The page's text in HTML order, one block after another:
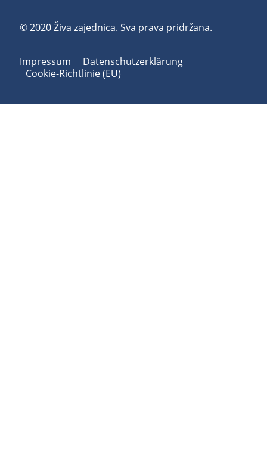
© 2020 Živa zajednica. Sva prava pridržana.
Impressum
Datenschutzerklärung
Cookie-Richtlinie (EU)